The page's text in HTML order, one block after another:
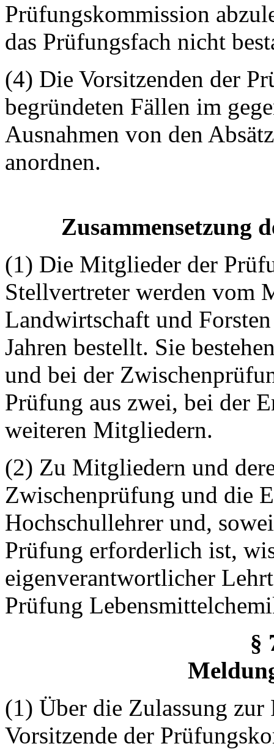
Prüfungskommission
das Prüfungsfach nicht
(4) Die Vorsitzenden der
begründeten Fällen im
Ausnahmen von den
anordnen.
Zusammensetzung
(1) Die Mitglieder der
Stellvertreter werden vom
Landwirtschaft und
Jahren bestellt. Sie
und bei der
Prüfung aus zwei, bei der
weiteren Mitgliedern.
(2) Zu Mitgliedern und
Zwischenprüfung und die
Hochschullehrer und,
Prüfung erforderlich ist,
eigenverantwortlicher
Prüfung
§
(1) Über die Zulassung zur
Vorsitzende der